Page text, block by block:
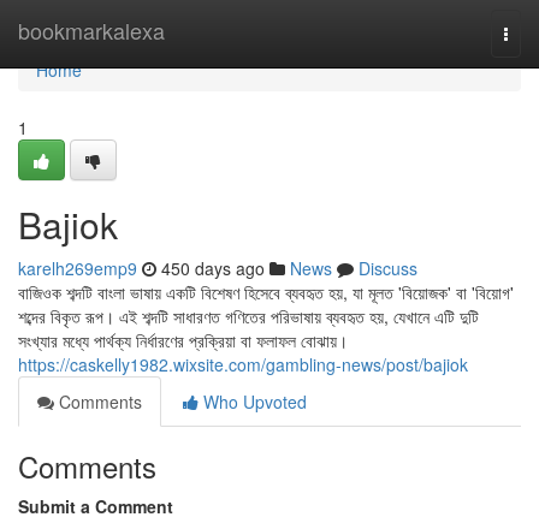
bookmarkalexa
Home
Home
1
Bajiok
karelh269emp9 450 days ago News
Discuss
বাজিওক শব্দটি বাংলা ভাষায় একটি বিশেষণ হিসেবে ব্যবহৃত হয়, যা মূলত 'বিয়োজক' বা 'বিয়োগ'
শব্দের বিকৃত রূপ। এই শব্দটি সাধারণত গণিতের পরিভাষায় ব্যবহৃত হয়, যেখানে এটি দুটি
সংখ্যার মধ্যে পার্থক্য নির্ধারণের প্রক্রিয়া বা ফলাফল বোঝায়।
https://caskelly1982.wixsite.com/gambling-news/post/bajiok
Comments
Who Upvoted
Comments
Submit a Comment